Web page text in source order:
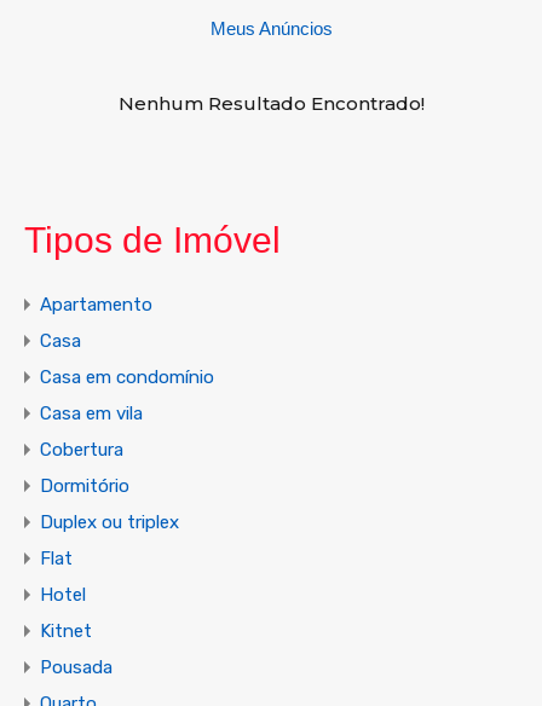
Meus Anúncios
Nenhum Resultado Encontrado!
Tipos de Imóvel
Apartamento
Casa
Casa em condomínio
Casa em vila
Cobertura
Dormitório
Duplex ou triplex
Flat
Hotel
Kitnet
Pousada